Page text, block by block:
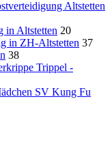
Altstetten
in Altstetten 20
in ZH-Altstetten 37
38
Trippel -
SV Kung Fu